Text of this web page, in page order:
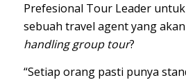
Prefesional Tour Leader
sebuah travel agent yang
handling group tour?
“Setiap orang pasti punya